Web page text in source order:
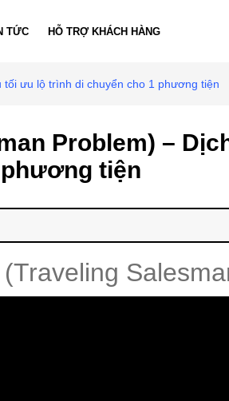
TỨC HỖ TRỢ KHÁCH HÀNG
tối ưu lộ trình di chuyển cho 1 phương tiện
Problem) –
tiện